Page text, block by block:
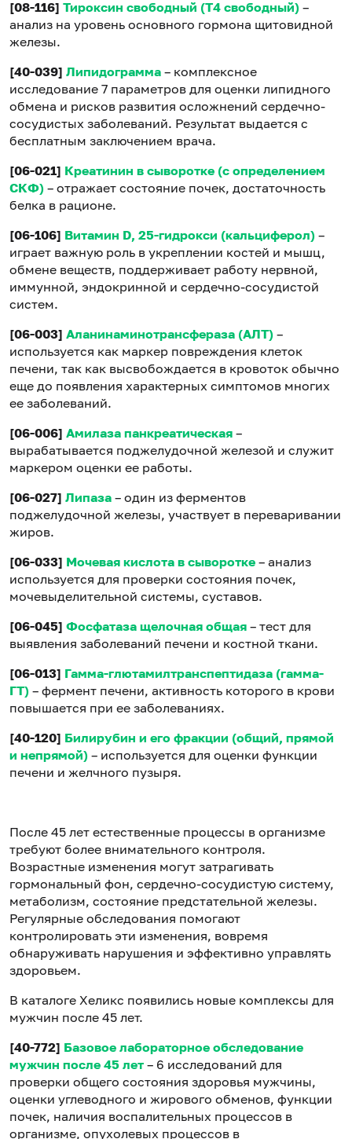
[08-116] Тироксин свободный (Т4 свободный) –
анализ на уровень основного гормона щитовидной
железы.
[40-039] Липидограмма – комплексное
исследование 7 параметров для оценки липидного
обмена и рисков развития осложнений сердечно-
сосудистых заболеваний. Результат выдается с
бесплатным заключением врача.
[06-021] Креатинин в сыворотке (с определением
СКФ) – отражает состояние почек, достаточность
белка в рационе.
[06-106] Витамин D, 25-гидрокси (кальциферол) –
играет важную роль в укреплении костей и мышц,
обмене веществ, поддерживает работу нервной,
иммунной, эндокринной и сердечно-сосудистой
систем.
[06-003] Аланинаминотрансфераза (АЛТ) –
используется как маркер повреждения клеток
печени, так как высвобождается в кровоток обычно
еще до появления характерных симптомов многих
ее заболеваний.
[06-006] Амилаза панкреатическая –
вырабатывается поджелудочной железой и служит
маркером оценки ее работы.
[06-027] Липаза – один из ферментов
поджелудочной железы, участвует в переваривании
жиров.
[06-033] Мочевая кислота в сыворотке – анализ
используется для проверки состояния почек,
мочевыделительной системы, суставов.
[06-045] Фосфатаза щелочная общая – тест для
выявления заболеваний печени и костной ткани.
[06-013] Гамма-глютамилтранспептидаза (гамма-
ГТ) – фермент печени, активность которого в крови
повышается при ее заболеваниях.
[40-120] Билирубин и его фракции (общий, прямой
и непрямой) – используется для оценки функции
печени и желчного пузыря.
После 45 лет естественные процессы в организме
требуют более внимательного контроля.
Возрастные изменения могут затрагивать
гормональный фон, сердечно-сосудистую систему,
метаболизм, состояние предстательной железы.
Регулярные обследования помогают
контролировать эти изменения, вовремя
обнаруживать нарушения и эффективно управлять
здоровьем.
В каталоге Хеликс появились новые комплексы для
мужчин после 45 лет.
[40-772] Базовое лабораторное обследование
мужчин после 45 лет – 6 исследований для
проверки общего состояния здоровья мужчины,
оценки углеводного и жирового обменов, функции
почек, наличия воспалительных процессов в
организме, опухолевых процессов в